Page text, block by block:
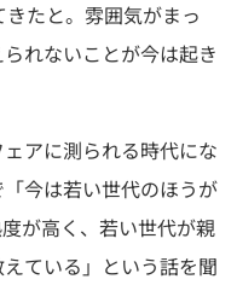
たと。雰囲気がまっ
れないことが今は起き
アに測られる時代にな
今は若い世代のほうが
が高く、若い世代が親
ている」という話を聞